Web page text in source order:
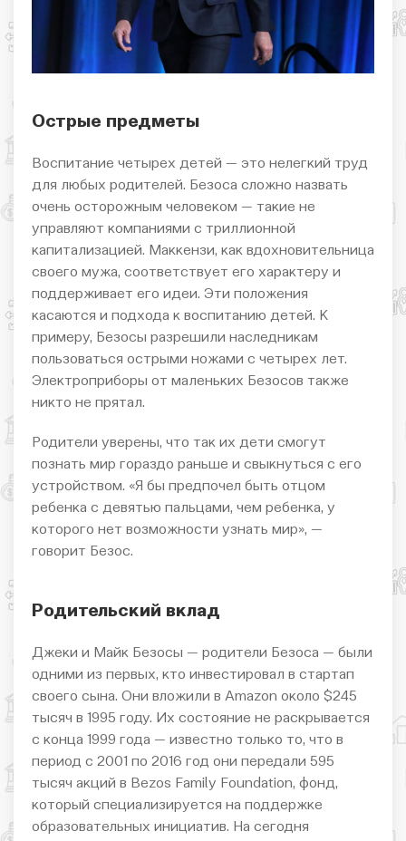
Острые предметы
Воспитание четырех детей — это нелегкий труд
для любых родителей. Безоса сложно назвать
очень осторожным человеком — такие не
управляют компаниями с триллионной
капитализацией. Маккензи, как вдохновительница
своего мужа, соответствует его характеру и
поддерживает его идеи. Эти положения
касаются и подхода к воспитанию детей. К
примеру, Безосы разрешили наследникам
пользоваться острыми ножами с четырех лет.
Электроприборы от маленьких Безосов также
никто не прятал.
Родители уверены, что так их дети смогут
познать мир гораздо раньше и свыкнуться с его
устройством. «Я бы предпочел быть отцом
ребенка с девятью пальцами, чем ребенка, у
которого нет возможности узнать мир», —
говорит Безос.
Родительский вклад
Джеки и Майк Безосы — родители Безоса — были
одними из первых, кто инвестировал в стартап
своего сына. Они вложили в Amazon около $245
тысяч в 1995 году. Их состояние не раскрывается
с конца 1999 года — известно только то, что в
период с 2001 по 2016 год они передали 595
тысяч акций в Bezos Family Foundation, фонд,
который специализируется на поддержке
образовательных инициатив. На сегодня